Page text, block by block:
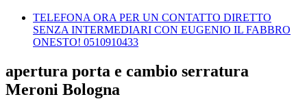
TELEFONA ORA PER UN CONTATTO DIRETTO
SENZA INTERMEDIARI CON EUGENIO IL FABBRO
ONESTO! 0510910433
apertura porta e cambio serratura
Meroni Bologna